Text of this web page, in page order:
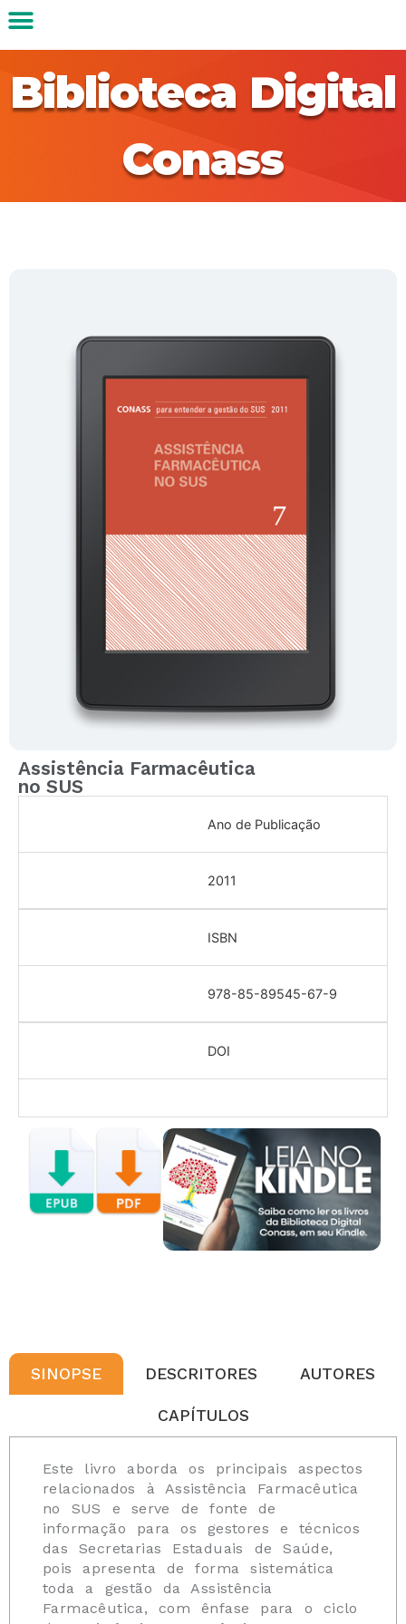
Biblioteca Digital
Conass
Assistência Farmacêutica
no SUS
Ano de Publicação
2011
ISBN
978-85-89545-67-9
DOI
SINOPSE DESCRITORES AUTORES
CAPÍTULOS
Este livro aborda os principais aspectos
relacionados à Assistência Farmacêutica
no SUS e serve de fonte de
informação para os gestores e técnicos
das Secretarias Estaduais de Saúde,
pois apresenta de forma sistemática
toda a gestão da Assistência
Farmacêutica, com ênfase para o ciclo